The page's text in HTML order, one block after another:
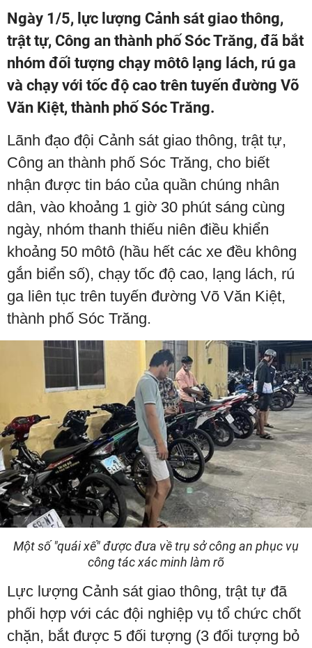
Ngày 1/5, lực lượng Cảnh sát giao thông,
trật tự, Công an thành phố Sóc Trăng, đã bắt
nhóm đối tượng chạy môtô lạng lách, rú ga
và chạy với tốc độ cao trên tuyến đường Võ
Văn Kiệt, thành phố Sóc Trăng.
Lãnh đạo đội Cảnh sát giao thông, trật tự,
Công an thành phố Sóc Trăng, cho biết
nhận được tin báo của quần chúng nhân
dân, vào khoảng 1 giờ 30 phút sáng cùng
ngày, nhóm thanh thiếu niên điều khiển
khoảng 50 môtô (hầu hết các xe đều không
gắn biển số), chạy tốc độ cao, lạng lách, rú
ga liên tục trên tuyến đường Võ Văn Kiệt,
thành phố Sóc Trăng.
Một số "quái xế" được đưa về trụ sở công an phục vụ
công tác xác minh làm rõ
Lực lượng Cảnh sát giao thông, trật tự đã
phối hợp với các đội nghiệp vụ tổ chức chốt
chặn, bắt được 5 đối tượng (3 đối tượng bỏ